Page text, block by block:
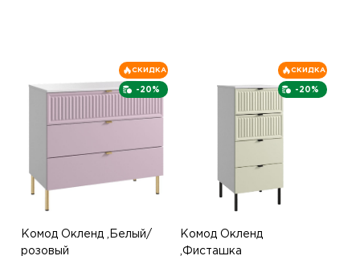
-20%
СКИДКА
Комод Окленд ,Белый/
розовый
-20%
СКИДКА
Комод Окленд
,Фисташка